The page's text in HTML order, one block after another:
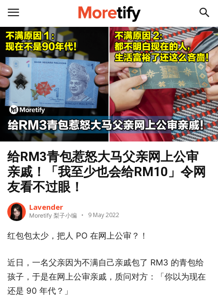
给RM3青包惹怒大马父亲网上公审
亲戚！「我至少也会给RM10」令网
友看不过眼！
Lavender
Moretify 梨子小编 9 May 2022
红包包太少，把人 PO 在网上公审？！
近日，一名父亲因为不满自己亲戚包了 RM3 的青包给
孩子，于是在网上公审亲戚，质问对方：「你以为现在
还是 90 年代？」